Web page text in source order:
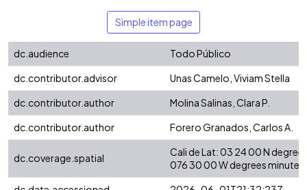
Simple item page
dc.audience
Todo Público
dc.contributor.advisor
Unas Camelo, Viviam Stella
dc.contributor.author
Molina Salinas, Clara P.
dc.contributor.author
Forero Granados, Carlos A.
dc.coverage.spatial
Cali de Lat: 03 24 00 N
076 30 00 W degrees